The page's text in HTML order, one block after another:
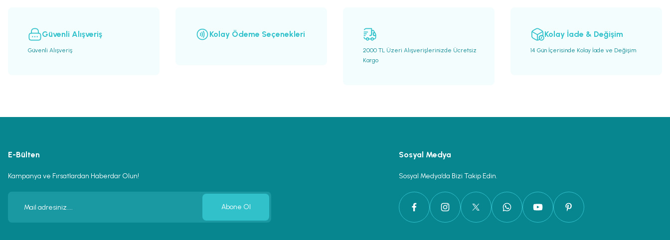
Güvenli Alışveriş
Güvenli Alışveriş
Kolay Ödeme Seçenekleri
2000 TL Üzeri Alışverişlerinizde Ücretsiz
Kargo
Kolay İade & Değişim
14 Gün İçerisinde Kolay İade ve Değişim
E-Bülten
Kampanya ve Fırsatlardan Haberdar Olun!
Abone Ol
Sosyal Medya
Sosyal Medya’da Bizi Takip Edin.